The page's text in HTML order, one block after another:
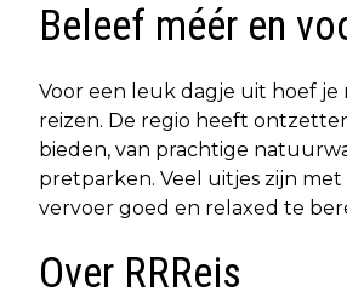
Beleef méér en
Voor een leuk dagje uit hoef je
reizen. De regio heeft
bieden, van prachtige
pretparken. Veel uitjes zijn
vervoer goed en relaxed te
Over RRReis